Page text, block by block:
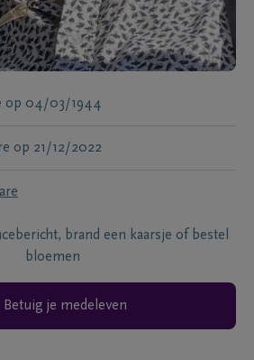
op 04/03/1944
op 21/12/2022
brand een kaarsje of bestel
bloemen
Betuig je medeleven